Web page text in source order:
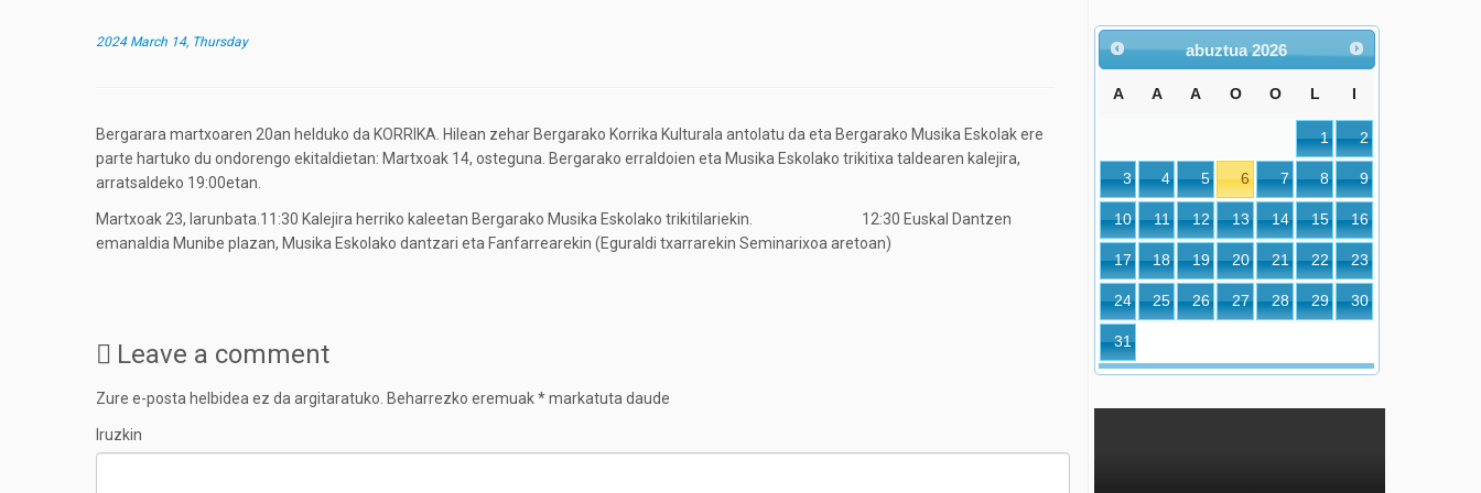
2024 March 14, Thursday
Bergarara martxoaren 20an helduko da KORRIKA. Hilean zehar Bergarako Korrika Kulturala antolatu da eta Bergarako Musika Eskolak ere
parte hartuko du ondorengo ekitaldietan: Martxoak 14, osteguna. Bergarako erraldoien eta Musika Eskolako trikitixa taldearen kalejira,
arratsaldeko 19:00etan.
Martxoak 23, larunbata.11:30 Kalejira herriko kaleetan Bergarako Musika Eskolako trikitilariekin. 12:30 Euskal Dantzen
emanaldia Munibe plazan, Musika Eskolako dantzari eta Fanfarrearekin (Eguraldi txarrarekin Seminarixoa aretoan)
Leave a comment
Zure e-posta helbidea ez da argitaratuko. Beharrezko eremuak*markatuta daude
Iruzkin
abuztua 2026
A A A O O L I
1 2
3 4 5 6 7 8 9
10 11 12 13 14 15 16
17 18 19 20 21 22 23
24 25 26 27 28 29 30
31